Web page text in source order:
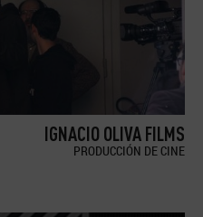
IGNACIO OLIVA FILMS
PRODUCCIÓN DE CINE